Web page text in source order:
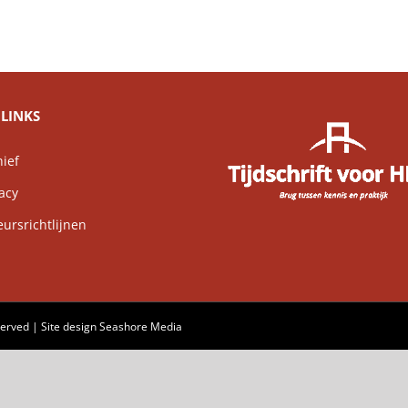
| Site designSeashore Media